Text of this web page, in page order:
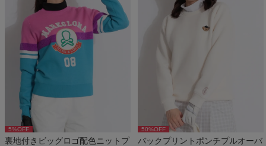
5%OFF
裏地付きビッグロゴ配色ニットプ
50%OFF
バックプリントポンチプルオーバ